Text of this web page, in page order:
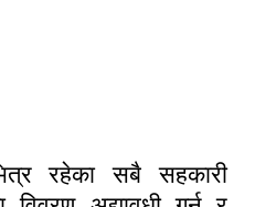
रहेका सबै सहकारी